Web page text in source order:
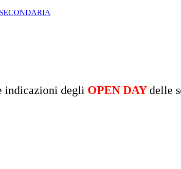
indicazioni degli OPEN DAYdelle